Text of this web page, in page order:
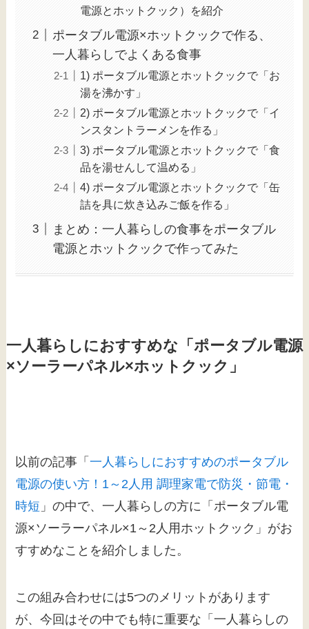
電源とホットクック）を紹介
ポータブル電源×ホットクックで作る、
一人暮らしでよくある食事
1) ポータブル電源とホットクックで「お
湯を沸かす」
2) ポータブル電源とホットクックで「イ
ンスタントラーメンを作る」
3) ポータブル電源とホットクックで「食
品を湯せんして温める」
4) ポータブル電源とホットクックで「缶
詰を具に炊き込みご飯を作る」
まとめ：一人暮らしの食事をポータブル
電源とホットクックで作ってみた
一人暮らしにおすすめな「ポータブル電源
×ソーラーパネル×ホットクック」
以前の記事「一人暮らしにおすすめのポータブル
電源の使い方！1～2人用 調理家電で防災・節電・
時短 」の中で、一人暮らしの方に「ポータブル電
源×ソーラーパネル×1～2人用ホットクック」がお
すすめなことを紹介しました。
この組み合わせには5つのメリットがあります
が、今回はその中でも特に重要な「一人暮らしの